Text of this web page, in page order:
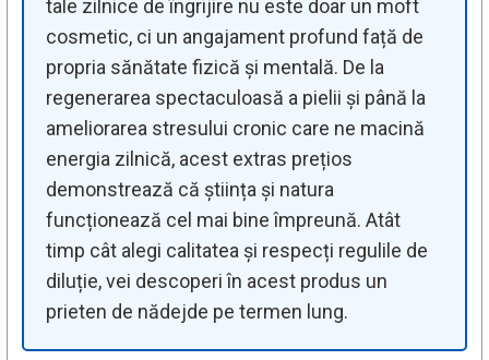
tale zilnice de îngrijire nu este doar un moft
cosmetic, ci un angajament profund față de
propria sănătate fizică și mentală. De la
regenerarea spectaculoasă a pielii și până la
ameliorarea stresului cronic care ne macină
energia zilnică, acest extras prețios
demonstrează că știința și natura
funcționează cel mai bine împreună. Atât
timp cât alegi calitatea și respecți regulile de
diluție, vei descoperi în acest produs un
prieten de nădejde pe termen lung.